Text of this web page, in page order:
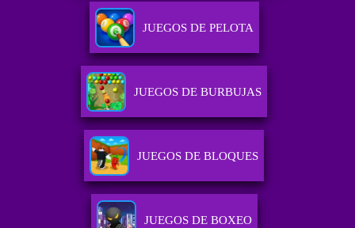
JUEGOS DE PELOTA
JUEGOS DE BURBUJAS
JUEGOS DE BLOQUES
JUEGOS DE BOXEO